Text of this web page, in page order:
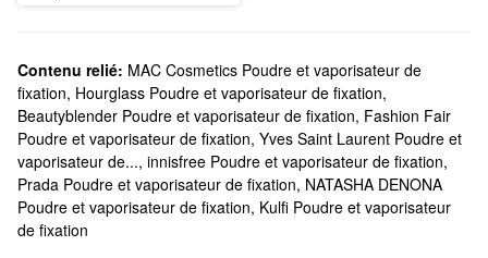
Contenu relié: MAC Cosmetics Poudre et vaporisateur de
fixation, Hourglass Poudre et vaporisateur de fixation,
Beautyblender Poudre et vaporisateur de fixation, Fashion Fair
Poudre et vaporisateur de fixation, Yves Saint Laurent Poudre et
vaporisateur de..., innisfree Poudre et vaporisateur de fixation,
Prada Poudre et vaporisateur de fixation, NATASHA DENONA
Poudre et vaporisateur de fixation, Kulfi Poudre et vaporisateur
de fixation